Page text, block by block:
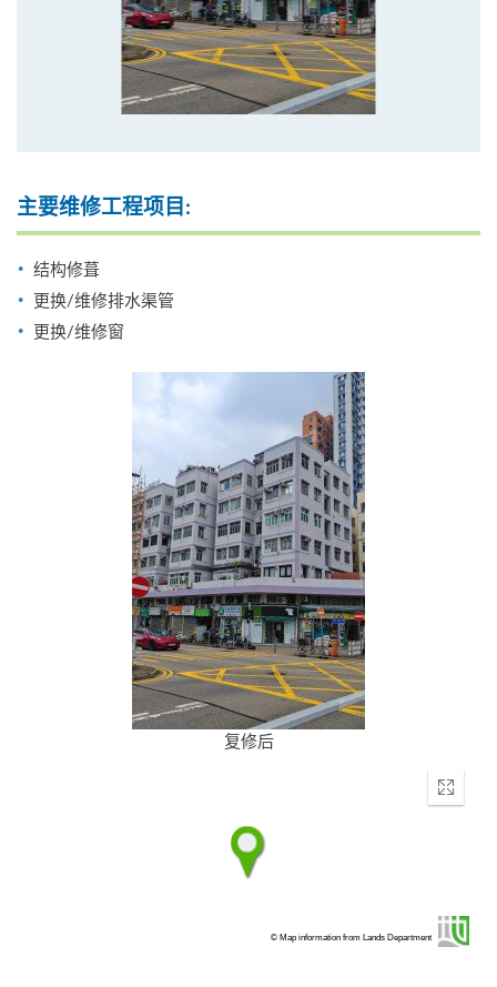
主要维修工程项目:
结构修葺
更换/维修排水渠管
更换/维修窗
复修后
Enter
© Map information from Lands Department